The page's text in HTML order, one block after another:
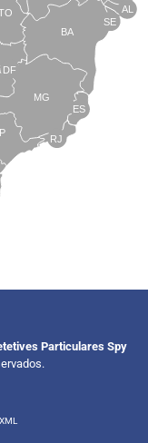
BA
SE
AL
MG
RJ
ES
DF
Particulares Spy